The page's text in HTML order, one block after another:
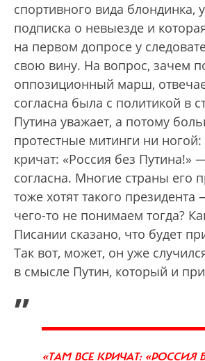
спортивного вида блондинка,
подписка о невыезде и
на первом допросе у
свою вину. На вопрос, зачем
оппозиционный марш,
согласна была с политикой в
Путина уважает, а потому
протестные митинги ни ногой:
кричат: «Россия без Путина!»
согласна. Многие страны его
тоже хотят такого
чего-то не понимаем тогда?
Писании сказано, что будет
Так вот, может, он уже
в смысле Путин, который и
„
«ТАМ ВСЕ КРИЧАТ: «РОССИЯ